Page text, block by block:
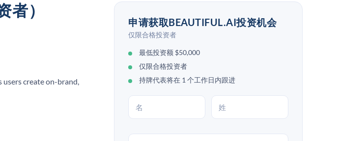
）
create on-brand,
申请获取BEAUTIFUL.AI投资机会
仅限合格投资者
最低投资额 $50,000
仅限合格投资者
持牌代表将在 1 个工作日内跟进